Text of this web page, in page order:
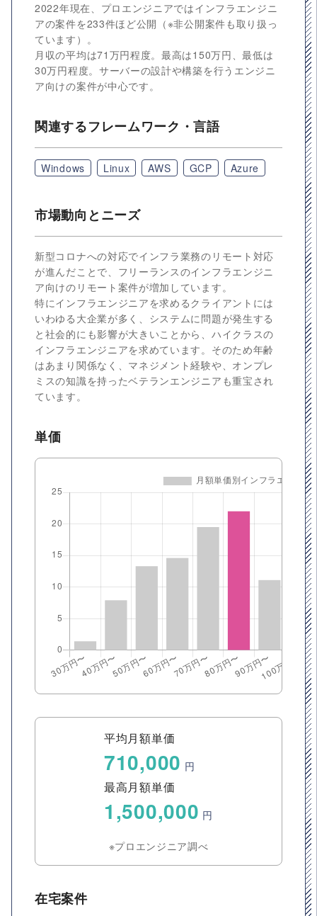
2022年現在、プロエンジニアではインフラエンジニ
アの案件を233件ほど公開（※非公開案件も取り扱っ
ています）。
月収の平均は71万円程度。最高は150万円、最低は
30万円程度。サーバーの設計や構築を行うエンジニ
ア向けの案件が中心です。
関連するフレームワーク・言語
Windows Linux AWS GCP Azure
市場動向とニーズ
新型コロナへの対応でインフラ業務のリモート対応
が進んだことで、フリーランスのインフラエンジニ
ア向けのリモート案件が増加しています。
特にインフラエンジニアを求めるクライアントには
いわゆる大企業が多く、システムに問題が発生する
と社会的にも影響が大きいことから、ハイクラスの
インフラエンジニアを求めています。そのため年齢
はあまり関係なく、マネジメント経験や、オンプレ
ミスの知識を持ったベテランエンジニアも重宝され
ています。
単価
平均月額単価
710,000 円
最高月額単価
1,500,000 円
※プロエンジニア調べ
在宅案件